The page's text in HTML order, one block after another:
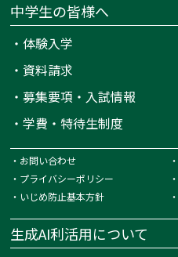
中学生の皆様へ
・ 体験入学
・ 資料請求
・募集要項・入試情報
・学費・特待生制度
・ お問い合わせ ・
・ プライバシーポリシー ・
・ いじめ防止基本方針 ・
生成AI利活用について